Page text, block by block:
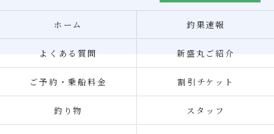
ホーム 釣果速報
よくある質問 新盛丸ご紹介
ご予約・乗船料金 割引チケット
釣り物 スタッフ